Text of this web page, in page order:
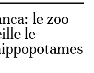
le zoo
le